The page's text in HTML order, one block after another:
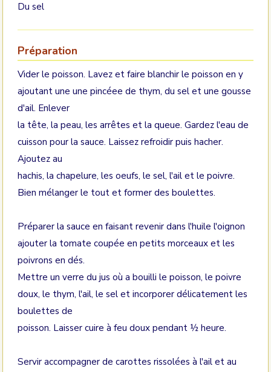
Du sel
Préparation
Vider le poisson. Lavez et faire blanchir le poisson en y
ajoutant une une pincéee de thym, du sel et une gousse
d'ail. Enlever
la tête, la peau, les arrêtes et la queue. Gardez l'eau de
cuisson pour la sauce. Laissez refroidir puis hacher.
Ajoutez au
hachis, la chapelure, les oeufs, le sel, l'ail et le poivre.
Bien mélanger le tout et former des boulettes.
Préparer la sauce en faisant revenir dans l'huile l'oignon
ajouter la tomate coupée en petits morceaux et les
poivrons en dés.
Mettre un verre du jus où a bouilli le poisson, le poivre
doux, le thym, l'ail, le sel et incorporer délicatement les
boulettes de
poisson. Laisser cuire à feu doux pendant ½ heure.
Servir accompagner de carottes rissolées à l'ail et au